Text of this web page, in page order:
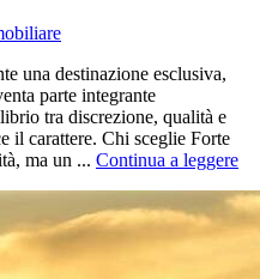
una destinazione esclusiva,
parte integrante
tra discrezione, qualità e
il carattere. Chi sceglie Forte
ma un ... Continua a leggere